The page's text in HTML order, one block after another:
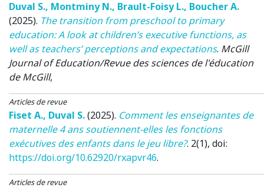
Duval S., Montminy N., Brault-Foisy L., Boucher A.
(2025). The transition from preschool to primary
education: A look at children’s executive functions, as
well as teachers’ perceptions and expectations. McGill
Journal of Education/Revue des sciences de l'éducation
de McGill,
Articles de revue
Fiset A., Duval S.(2025). Comment les enseignantes de
maternelle 4 ans soutiennent-elles les fonctions
exécutives des enfants dans le jeu libre?. 2(1), doi:
https://doi.org/10.62920/rxapvr46.
Articles de revue